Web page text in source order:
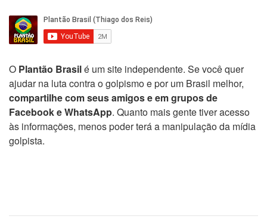
O Plantão Brasilé um site independente. Se você quer
ajudar na luta contra o golpismo e por um Brasil melhor,
compartilhe com seus amigos e em grupos de
Facebook e WhatsApp. Quanto mais gente tiver acesso
às informações, menos poder terá a manipulação da mídia
golpista.